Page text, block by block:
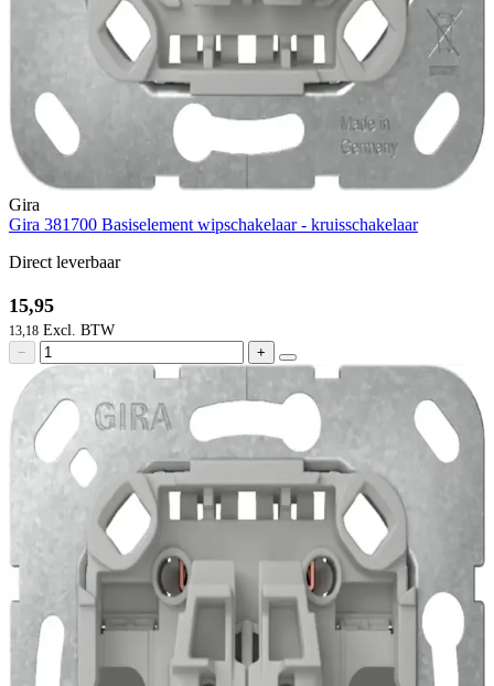
Gira
Gira 381700 Basiselement wipschakelaar - kruisschakelaar
Direct leverbaar
15,95
13,18
− +